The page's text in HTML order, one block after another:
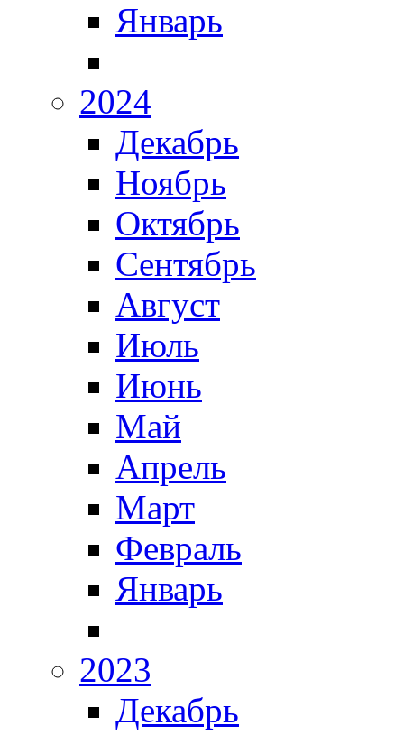
Январь
2024
Декабрь
Ноябрь
Октябрь
Сентябрь
Август
Июль
Июнь
Май
Апрель
Март
Февраль
Январь
2023
Декабрь